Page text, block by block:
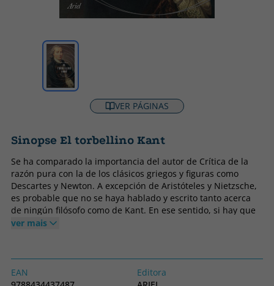
VER PÁGINAS
Sinopse El torbellino Kant
Se ha comparado la importancia del autor de Crítica de la
razón pura con la de los clásicos griegos y figuras como
Descartes y Newton. A excepción de Aristóteles y Nietzsche,
es probable que no se haya hablado y escrito tanto acerca
de ningún filósofo como de Kant. En ese sentido, si hay que
volver a su obra es para dedicarle una relectura calma y
sostenerlo. El torbellino Kant enmarca la vida y la obra de
este filósofo mayor de la Ilustración en el contexto social y
político en el que se desarrollaron su discreta personalidad y
ver mais
EAN
Editora